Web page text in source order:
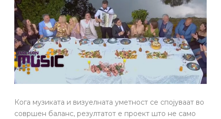
Кога музиката и визуелната уметност се спојуваат во
совршен баланс, резултатот е проект што не само